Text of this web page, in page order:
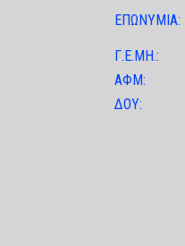
ΕΠΩΝΥΜΙΑ:
Γ.Ε.ΜΗ.:
ΑΦΜ:
ΔΟΥ: